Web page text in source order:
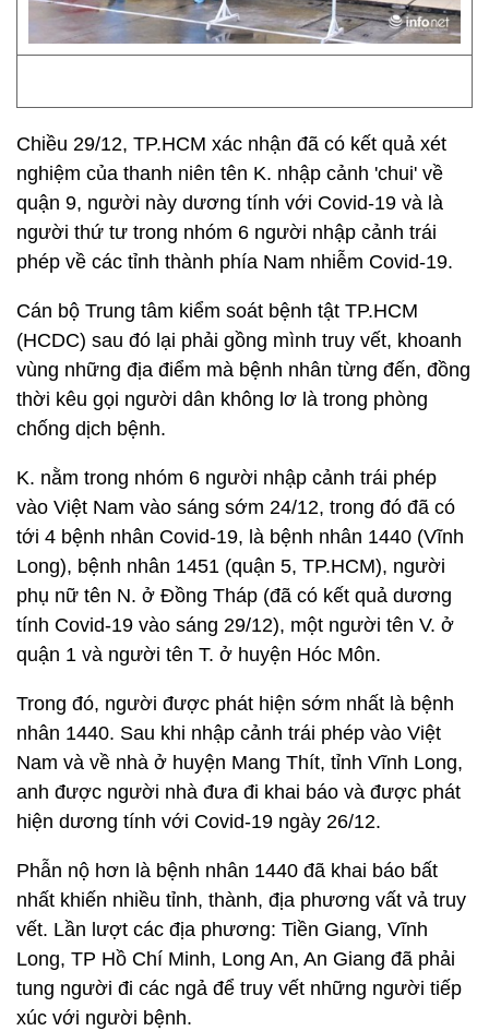
Chiều 29/12, TP.HCM xác nhận đã có kết quả xét
nghiệm của thanh niên tên K. nhập cảnh 'chui' về
quận 9, người này dương tính với Covid-19 và là
người thứ tư trong nhóm 6 người nhập cảnh trái
phép về các tỉnh thành phía Nam nhiễm Covid-19.
Cán bộ Trung tâm kiểm soát bệnh tật TP.HCM
(HCDC) sau đó lại phải gồng mình truy vết, khoanh
vùng những địa điểm mà bệnh nhân từng đến, đồng
thời kêu gọi người dân không lơ là trong phòng
chống dịch bệnh.
K. nằm trong nhóm 6 người nhập cảnh trái phép
vào Việt Nam vào sáng sớm 24/12, trong đó đã có
tới 4 bệnh nhân Covid-19, là bệnh nhân 1440 (Vĩnh
Long), bệnh nhân 1451 (quận 5, TP.HCM), người
phụ nữ tên N. ở Đồng Tháp (đã có kết quả dương
tính Covid-19 vào sáng 29/12), một người tên V. ở
quận 1 và người tên T. ở huyện Hóc Môn.
Trong đó, người được phát hiện sớm nhất là bệnh
nhân 1440. Sau khi nhập cảnh trái phép vào Việt
Nam và về nhà ở huyện Mang Thít, tỉnh Vĩnh Long,
anh được người nhà đưa đi khai báo và được phát
hiện dương tính với Covid-19 ngày 26/12.
Phẫn nộ hơn là bệnh nhân 1440 đã khai báo bất
nhất khiến nhiều tỉnh, thành, địa phương vất vả truy
vết. Lần lượt các địa phương: Tiền Giang, Vĩnh
Long, TP Hồ Chí Minh, Long An, An Giang đã phải
tung người đi các ngả để truy vết những người tiếp
xúc với người bệnh.